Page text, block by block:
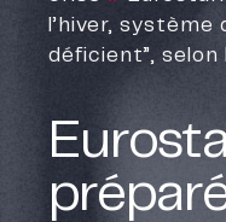
l’hiver, système
déficient”, selon